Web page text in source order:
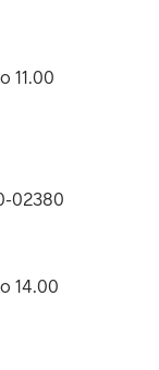
11.00
02380
14.00